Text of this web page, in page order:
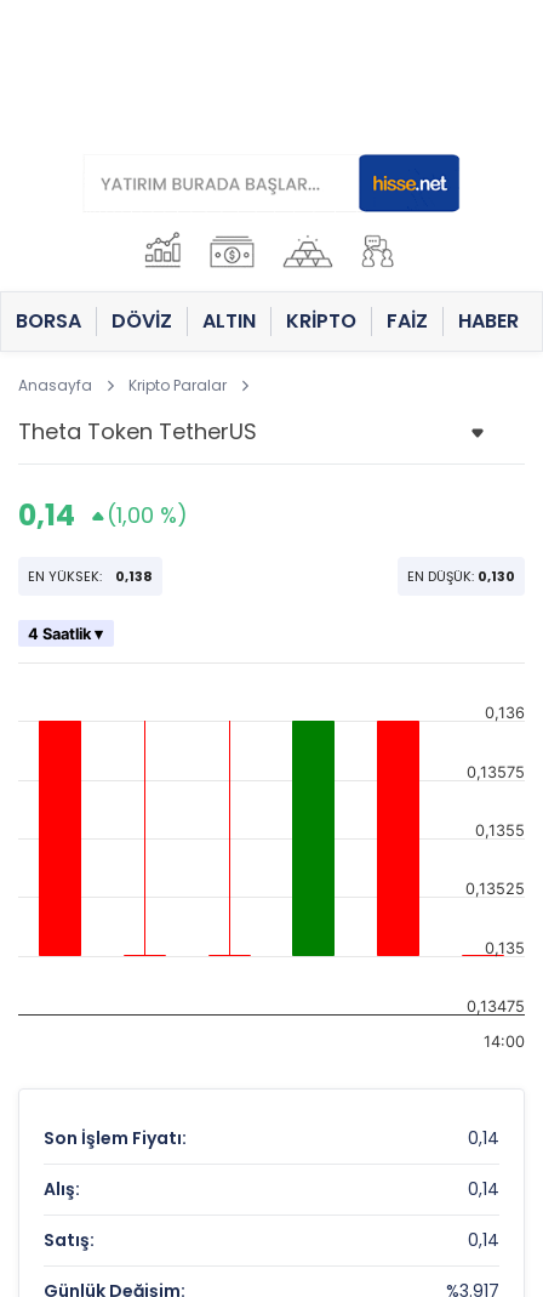
BORSA DÖVİZ ALTIN KRİPTO FAİZ HABER
Anasayfa Kripto Paralar
0,14 (1,00 %)
EN YÜKSEK: 0,138 EN DÜŞÜK: 0,130
4 Saatlik ▾
14:00
0,13475
0,135
0,13525
0,1355
0,13575
0,136
Son İşlem Fiyatı: 0,14
Alış: 0,14
Satış: 0,14
Günlük Değişim: %3.917